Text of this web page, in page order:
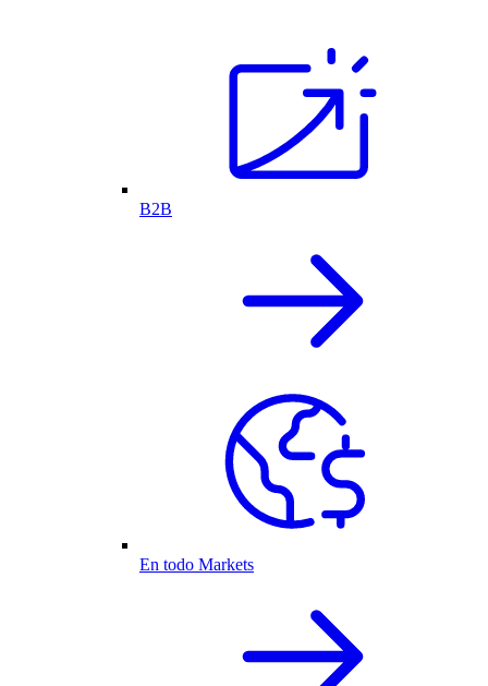
B2B
En todo Markets